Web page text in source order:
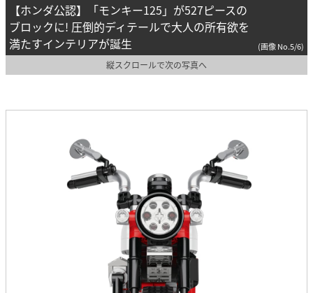
【ホンダ公認】「モンキー125」が527ピースの
ブロックに! 圧倒的ディテールで大人の所有欲を
満たすインテリアが誕生
(画像 No.5/6)
縦スクロールで次の写真へ